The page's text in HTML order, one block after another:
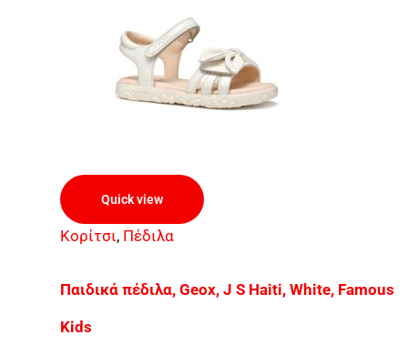
Quick view
Κορίτσι, Πέδιλα
Παιδικά πέδιλα, Geox, J S Haiti, White, Famous
Kids